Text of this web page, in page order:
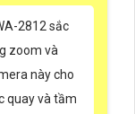
2812 sắc
zoom và
này cho
quay và tầm